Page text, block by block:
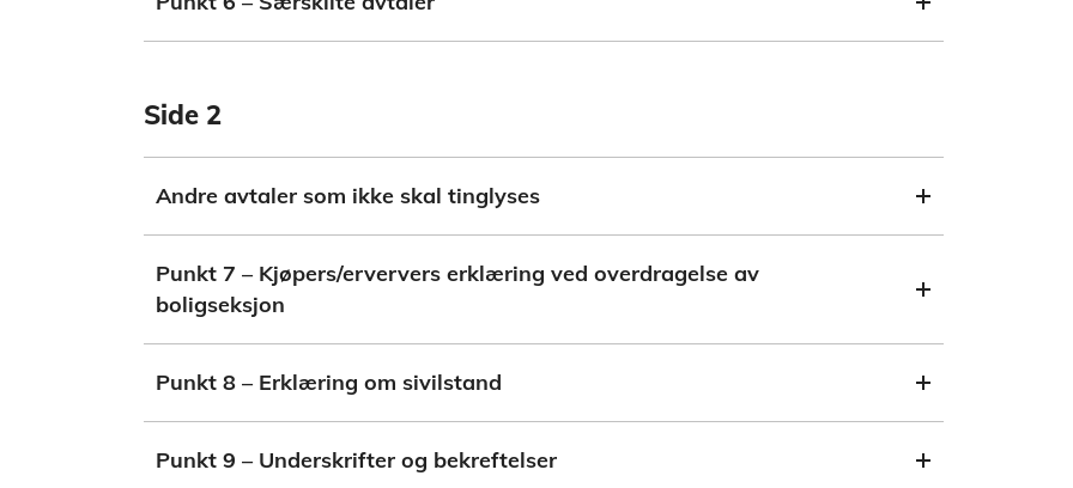
Side 2
Andre avtaler som ikke skal tinglyses
Punkt 7 – Kjøpers/erververs erklæring ved overdragelse av
boligseksjon
Punkt 8 – Erklæring om sivilstand
Punkt 9 – Underskrifter og bekreftelser